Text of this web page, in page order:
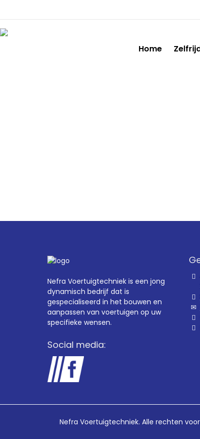
Home
Nefra Voertuigtechniek is een jong
dynamisch bedrijf dat is
gespecialiseerd in het bouwen en
aanpassen van voertuigen op uw
specifieke wensen.
Social media:
Nefra Voertuigtechniek. Alle rechten